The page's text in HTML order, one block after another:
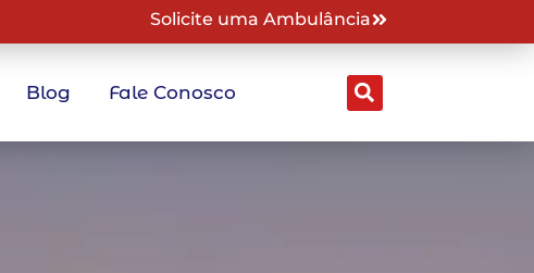
Solicite uma Ambulância
Blog Fale Conosco